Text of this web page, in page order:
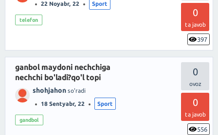
0
ta javob
397
22 Noyabr, 22 Sport
telefon
0
0
ta javob
556
ganbol maydoni nechchiga
nechchi bo'ladi?qo'l topi
shohjahon so'radi
18 Sentyabr, 22 Sport
gandbol